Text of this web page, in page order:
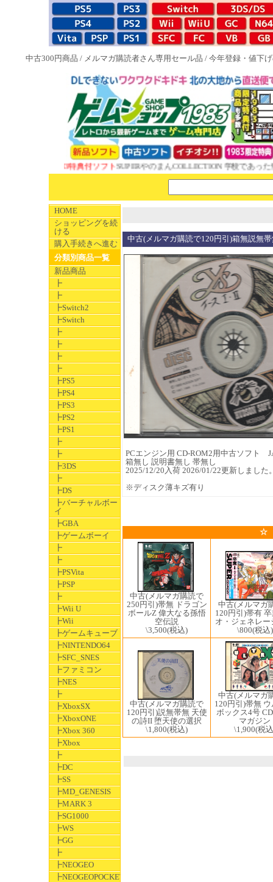
中古300円商品 / メルマガ購読者さん専用セール品 / 今年登録・値下
NEW 1983特典付ソフトSUPERやのまんCOLLECTION 学校であった怖い
HOME
ショッピングを続
ける
購入手続きへ進む
分類別商品一覧
新品商品
┣
┣
┣Switch2
┣Switch
┣
┣
┣
┣
┣PS5
┣PS4
┣PS3
┣PS2
┣PS1
┣
┣
┣3DS
┣
┣DS
┣バーチャルボー
イ
┣GBA
┣ゲームボーイ
┣
┣
┣PSVita
┣PSP
┣
┣Wii U
┣Wii
┣ゲームキューブ
┣NINTENDO64
┣SFC_SNES
┣ファミコン
┣NES
┣
┣XboxSX
┣XboxONE
┣Xbox 360
┣Xbox
┣
┣DC
┣SS
┣MD_GENESIS
┣MARK 3
┣SG1000
┣WS
┣GG
┣
┣NEOGEO
┣NEOGEOPOCKET
中古(メルマガ購読で120円引)箱無説無
PCエンジン用 CD-ROM2用中古ソフト
箱無し 説明書無し 帯無し
2025/12/20入荷 2026/01/22更新しました
※ディスク薄キズ有り
☆
中古(メルマガ購読で
250円引)帯無 ドラゴン
ボールZ 偉大なる孫悟
空伝説
\3,500(税込)
中古(メルマガ
120円引)帯有
オ・ジェネレー
\800(税込)
中古(メルマガ購読で
120円引)説無帯無 天使
の詩II 堕天使の選択
\1,800(税込)
中古(メルマガ
120円引)帯無
ボックス4号
マガジン
\1,900(税